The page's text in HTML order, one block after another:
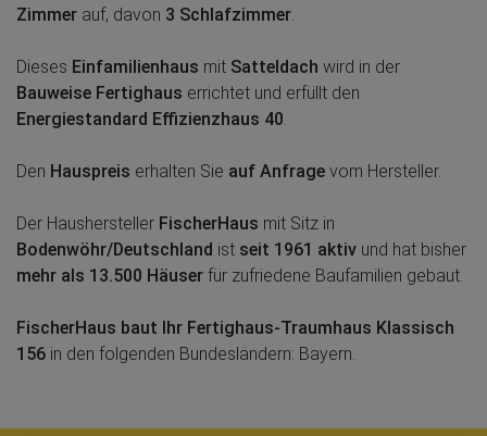
Zimmer auf, davon 3 Schlafzimmer
Dieses Einfamilienhaus mit Satteldach wird in der
Bauweise Fertighaus errichtet und erfüllt den
Energiestandard Effizienzhaus 40
Den Hauspreis erhalten Sie auf Anfrage vom Hersteller.
Der Haushersteller FischerHaus mit Sitz in
Bodenwöhr/Deutschland ist seit 1961 aktiv und hat bisher
mehr als 13.500 Häuser für zufriedene Baufamilien gebaut.
FischerHaus baut Ihr Fertighaus-Traumhaus Klassisch
156 in den folgenden Bundesländern: Bayern.